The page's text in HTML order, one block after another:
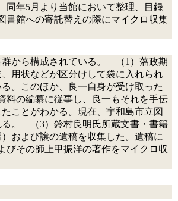
同年5月より当館において整理、目録
書館への寄託替えの際にマイクロ収集
群から構成されている。 （1）藩政期
用状などが区分けして袋に入れられ
。このほか、良一自身が受け取った
の編纂に従事し、良一もそれを手伝
ことがわかる。現在、宇和島市立図
る。 （3）鈴村良明氏所蔵文書・書籍
および譲の遺稿を収集した。遺稿に
その師上甲振洋の著作をマイクロ収